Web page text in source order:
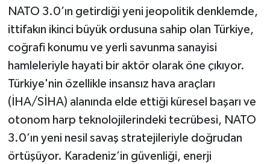
NATO 3.0’ın getirdiği yeni jeopolitik denklemde,
ittifakın ikinci büyük ordusuna sahip olan Türkiye,
coğrafi konumu ve yerli savunma sanayisi
hamleleriyle hayati bir aktör olarak öne çıkıyor.
Türkiye'nin özellikle insansız hava araçları
(İHA/SİHA) alanında elde ettiği küresel başarı ve
otonom harp teknolojilerindeki tecrübesi, NATO
3.0’ın yeni nesil savaş stratejileriyle doğrudan
örtüşüyor. Karadeniz’in güvenliği, enerji